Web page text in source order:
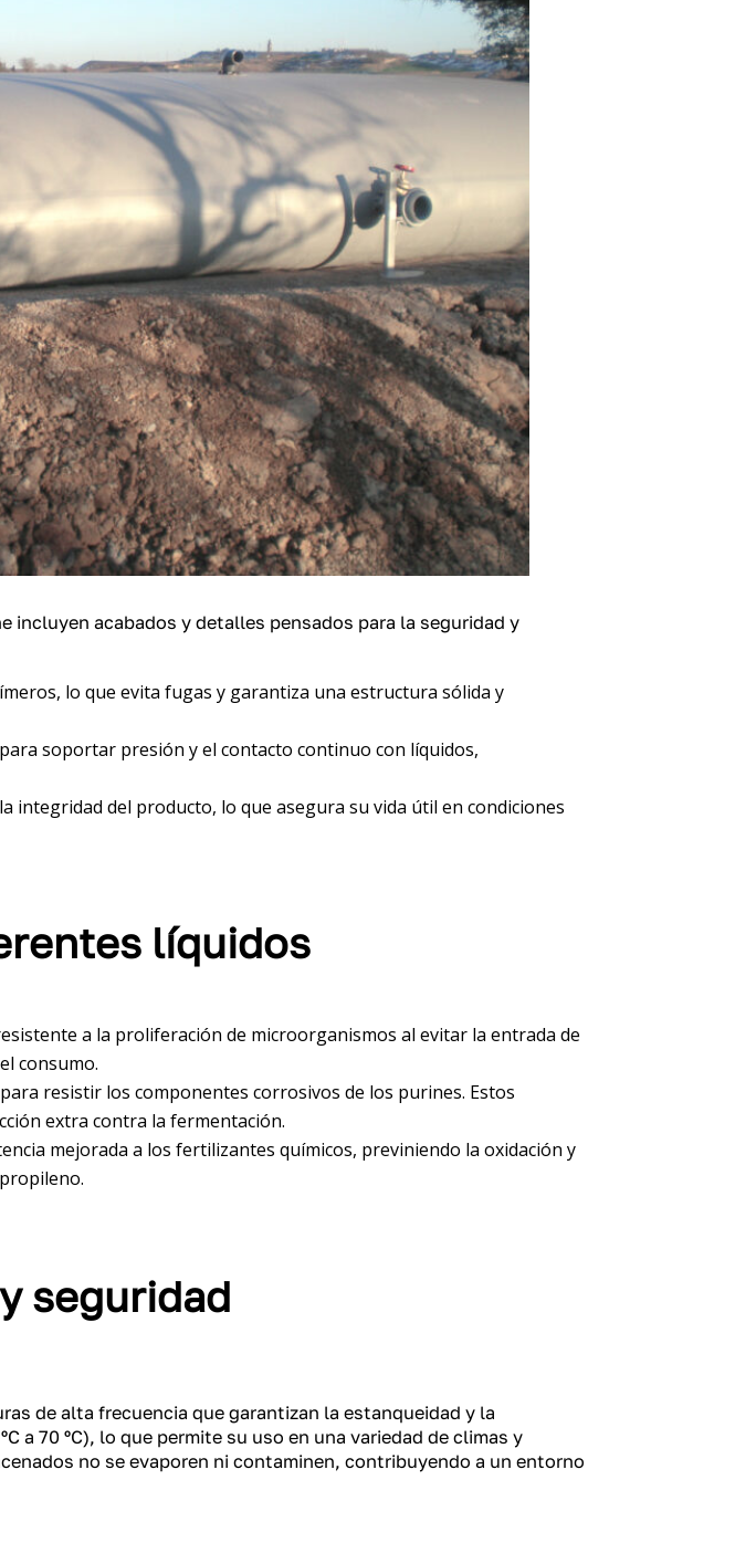
incluyen acabados y detalles pensados para la seguridad y
lo que evita fugas y garantiza una estructura sólida y
soportar presión y el contacto continuo con líquidos,
integridad del producto, lo que asegura su vida útil en condiciones
líquidos
a la proliferación de microorganismos al evitar la entrada de
consumo.
resistir los componentes corrosivos de los purines. Estos
extra contra la fermentación.
mejorada a los fertilizantes químicos, previniendo la oxidación y
seguridad
de alta frecuencia que garantizan la estanqueidad y la
70 ºC), lo que permite su uso en una variedad de climas y
no se evaporen ni contaminen, contribuyendo a un entorno